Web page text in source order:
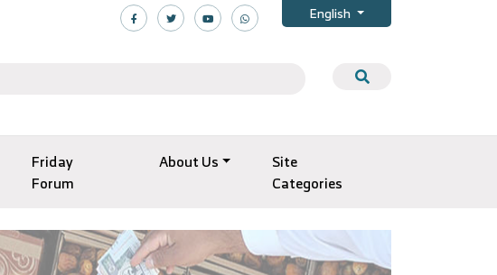
English
Friday
Forum
About Us
Site
Categories